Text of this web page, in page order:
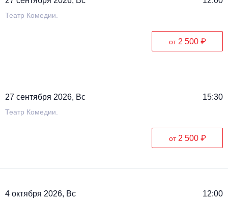
Театр Комедии.
от 2 500 ₽
27 сентября 2026, Вс 15:30
Театр Комедии.
от 2 500 ₽
4 октября 2026, Вс 12:00